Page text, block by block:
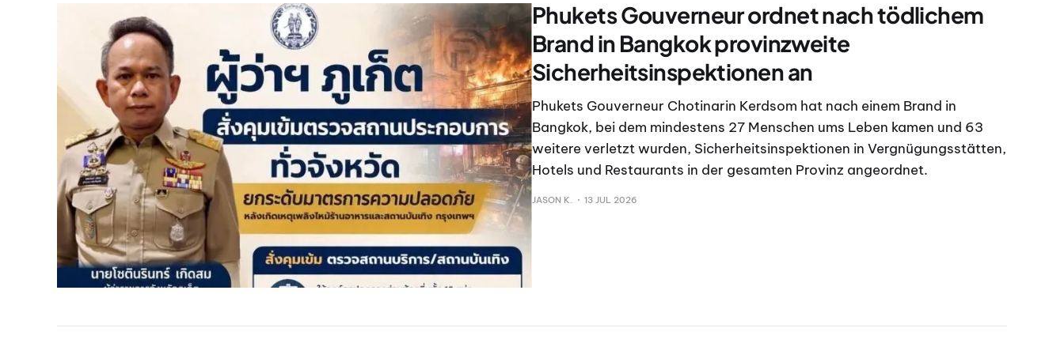
Phukets Gouverneur ordnet nach tödlichem
Brand in Bangkok provinzweite
Sicherheitsinspektionen an
Phukets Gouverneur Chotinarin Kerdsom hat nach einem Brand in
Bangkok, bei dem mindestens 27 Menschen ums Leben kamen und 63
weitere verletzt wurden, Sicherheitsinspektionen in Vergnügungsstätten,
Hotels und Restaurants in der gesamten Provinz angeordnet.
JASON K. 13 JUL 2026